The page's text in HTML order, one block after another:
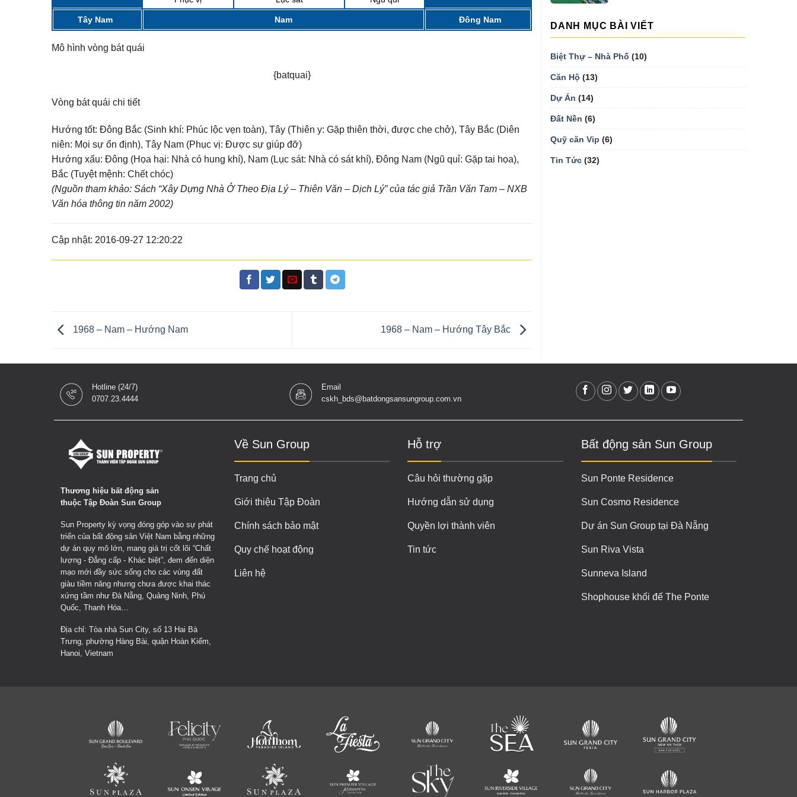
Tây Nam Nam Đông Nam
Mô hình vòng bát quái
{batquai}
Vòng bát quái chi tiết
Hướng tốt: Đông Bắc (Sinh khí: Phúc lộc vẹn toàn), Tây (Thiên y: Gặp thiên thời, được che chở), Tây Bắc (Diên
niên: Mọi sự ổn định), Tây Nam (Phục vị: Được sự giúp đỡ)
Hướng xấu: Đông (Họa hại: Nhà có hung khí), Nam (Lục sát: Nhà có sát khí), Đông Nam (Ngũ quỉ: Gặp tai họa),
Bắc (Tuyệt mệnh: Chết chóc)
(Nguồn tham khảo: Sách “Xây Dựng Nhà Ở Theo Địa Lý – Thiên Văn – Dịch Lý” của tác giả Trần Văn Tam – NXB
Văn hóa thông tin năm 2002)
Cập nhật: 2016-09-27 12:20:22
1968 – Nam – Hướng Nam 1968 – Nam – Hướng Tây Bắc
MẠI...
DANH MỤC BÀI VIẾT
Biệt Thự – Nhà Phố (10)
Căn Hộ (13)
Dự Án (14)
Đất Nền (6)
Quỹ căn Vip (6)
Tin Tức (32)
Hotline (24/7)
0707.23.4444
Email
cskh_bds@batdongsansungroup.com.vn
Thương hiệu bất động sản
thuộc Tập Đoàn Sun Group
Sun Property kỳ vọng đóng góp vào sự phát
triển của bất động sản Việt Nam bằng những
dự án quy mô lớn, mang giá trị cốt lõi “Chất
lượng - Đẳng cấp - Khác biệt”, đem đến diện
mạo mới đầy sức sống cho các vùng đất
giàu tiềm năng nhưng chưa được khai thác
xứng tầm như Đà Nẵng, Quảng Ninh, Phú
Quốc, Thanh Hóa…
Địa chỉ: Tòa nhà Sun City, số 13 Hai Bà
Trưng, phường Hàng Bài, quận Hoàn Kiếm,
Hanoi, Vietnam
Về Sun Group
Trang chủ
Giới thiệu Tập Đoàn
Chính sách bảo mật
Quy chế hoạt động
Liên hệ
Hỗ trợ
Câu hỏi thường gặp
Hướng dẫn sử dụng
Quyền lợi thành viên
Tin tức
Bất động sản Sun Group
Sun Ponte Residence
Sun Cosmo Residence
Dự án Sun Group tại Đà Nẵng
Sun Riva Vista
Sunneva Island
Shophouse khối đế The Ponte